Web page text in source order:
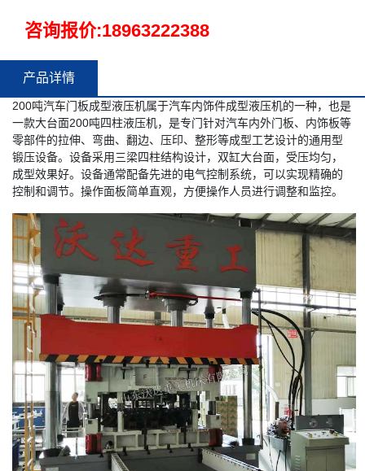
咨询报价:18963222388
产品详情
200吨汽车门板成型液压机属于汽车内饰件成型液压机的一种，也是
一款大台面200吨四柱液压机，是专门针对汽车内外门板、内饰板等
零部件的拉伸、弯曲、翻边、压印、整形等成型工艺设计的通用型
锻压设备。设备采用三梁四柱结构设计，双缸大台面，受压均匀，
成型效果好。设备通常配备先进的电气控制系统，可以实现精确的
控制和调节。操作面板简单直观，方便操作人员进行调整和监控。